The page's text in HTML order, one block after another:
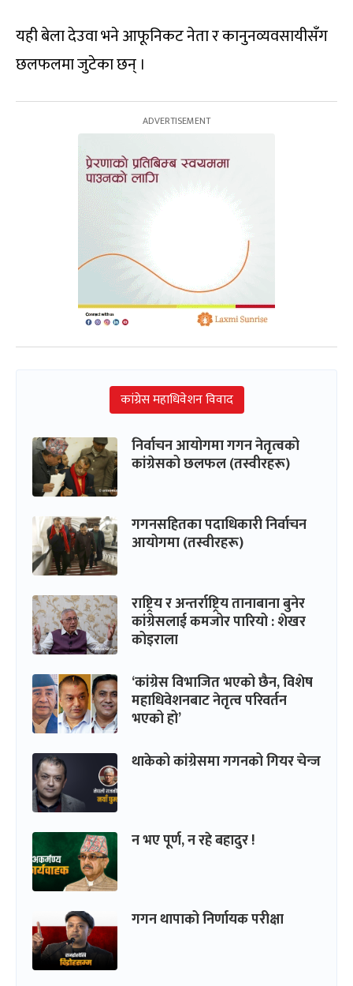
यही बेला देउवा भने आफूनिकट नेता र कानुनव्यवसायीसँग
छलफलमा जुटेका छन् ।
कांग्रेस महाधिवेशन विवाद
निर्वाचन आयोगमा गगन नेतृत्वको
कांग्रेसको छलफल (तस्वीरहरू)
गगनसहितका पदाधिकारी निर्वाचन
आयोगमा (तस्वीरहरू)
राष्ट्रिय र अन्तर्राष्ट्रिय तानाबाना बुनेर
कांग्रेसलाई कमजोर पारियो : शेखर
कोइराला
‘कांग्रेस विभाजित भएको छैन, विशेष
महाधिवेशनबाट नेतृत्व परिवर्तन
भएको हो’
थाकेको कांग्रेसमा गगनको गियर चेन्ज
न भए पूर्ण, न रहे बहादुर !
गगन थापाको निर्णायक परीक्षा